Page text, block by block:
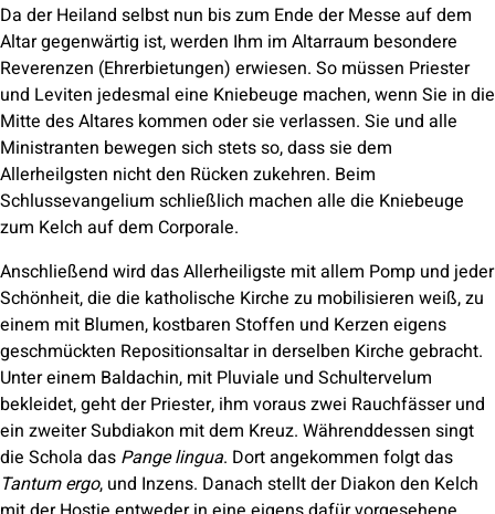
Da der Heiland selbst nun bis zum Ende der Messe auf dem
Altar gegenwärtig ist, werden Ihm im Altarraum besondere
Reverenzen (Ehrerbietungen) erwiesen. So müssen Priester
und Leviten jedesmal eine Kniebeuge machen, wenn Sie in die
Mitte des Altares kommen oder sie verlassen. Sie und alle
Ministranten bewegen sich stets so, dass sie dem
Allerheilgsten nicht den Rücken zukehren. Beim
Schlussevangelium schließlich machen alle die Kniebeuge
zum Kelch auf dem Corporale.
Anschließend wird das Allerheiligste mit allem Pomp und jeder
Schönheit, die die katholische Kirche zu mobilisieren weiß, zu
einem mit Blumen, kostbaren Stoffen und Kerzen eigens
geschmückten Repositionsaltar in derselben Kirche gebracht.
Unter einem Baldachin, mit Pluviale und Schultervelum
bekleidet, geht der Priester, ihm voraus zwei Rauchfässer und
ein zweiter Subdiakon mit dem Kreuz. Währenddessen singt
die Schola das Pange lingua. Dort angekommen folgt das
Tantum ergo, und Inzens. Danach stellt der Diakon den Kelch